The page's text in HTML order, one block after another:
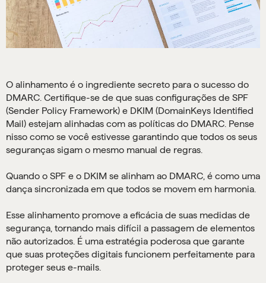
O alinhamento é o ingrediente secreto para o sucesso do
DMARC. Certifique-se de que suas configurações de SPF
(Sender Policy Framework) e DKIM (DomainKeys Identified
Mail) estejam alinhadas com as políticas do DMARC. Pense
nisso como se você estivesse garantindo que todos os seus
seguranças sigam o mesmo manual de regras.
Quando o SPF e o DKIM se alinham ao DMARC, é como uma
dança sincronizada em que todos se movem em harmonia.
Esse alinhamento promove a eficácia de suas medidas de
segurança, tornando mais difícil a passagem de elementos
não autorizados. É uma estratégia poderosa que garante
que suas proteções digitais funcionem perfeitamente para
proteger seus e-mails.